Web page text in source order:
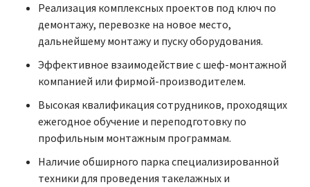
Реализация комплексных проектов под ключ по
демонтажу, перевозке на новое место,
дальнейшему монтажу и пуску оборудования.
Эффективное взаимодействие с шеф-монтажной
компанией или фирмой-производителем.
Высокая квалификация сотрудников, проходящих
ежегодное обучение и переподготовку по
профильным монтажным программам.
Наличие обширного парка специализированной
техники для проведения такелажных и